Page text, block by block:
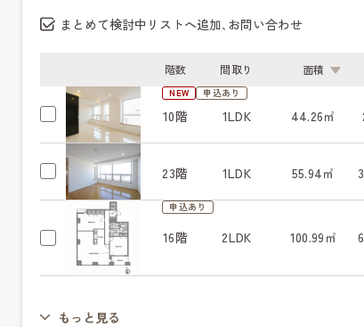
まとめて検討中リストへ追加､お問い合わせ
階数 間取り 面積
NEW 申込あり
10階 1LDK 44.26㎡
23階 1LDK 55.94㎡
申込あり
16階 2LDK 100.99㎡
もっと見る